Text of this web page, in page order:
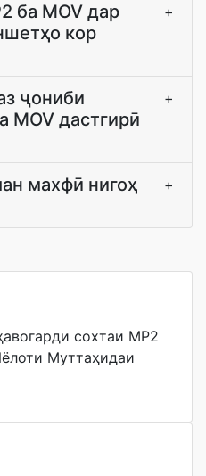
ба MOV дар
кор
+
ҷониби
MOV дастгирӣ
+
махфӣ нигоҳ
+
сохтаи MP2
Муттаҳидаи